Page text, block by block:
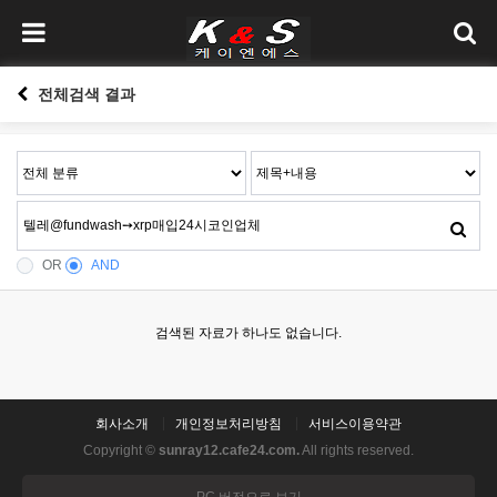
전체검색 결과
OR AND
검색된 자료가 하나도 없습니다.
회사소개 개인정보처리방침
서비스이용약관
Copyright © sunray12.cafe24.com.All rights reserved.